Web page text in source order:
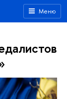
Меню